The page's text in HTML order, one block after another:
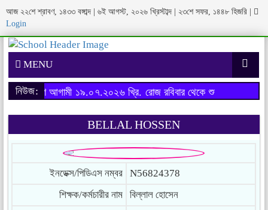
আজ ২২শে শ্রাবণ, ১৪৩৩ বঙ্গাব্দ ৬ই আগস্ট, ২০২৬ খ্রিস্টাব্দ ২৩শে সফর, ১৪৪৮ হিজরি
Login
MENU
নিউজ:
ফরম পূরণ আগামী ১৯.০৭.২০২৬ খ্রি. রোজ রবিবার থেকে শুরু হবে।
BELLAL HOSSEN
ইনডেক্স/পিডিএস নম্বর
N56824378
শিক্ষক/কর্মচারীর নাম
বিল্লাল হোসেন